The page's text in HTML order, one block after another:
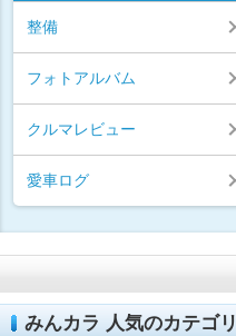
整備
フォトアルバム
クルマレビュー
愛車ログ
みんカラ 人気のカテゴリ